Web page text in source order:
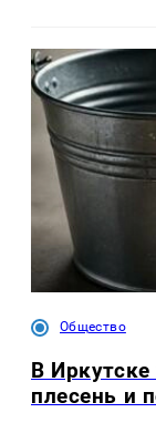
Общество
В
плесень и